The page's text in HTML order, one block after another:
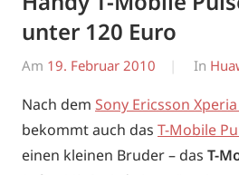
unter 120 Euro
Am 19. Februar 2010
Von
In
Nach dem Sony Ericsson
bekommt auch das T-Mobile
einen kleinen Bruder – das T-